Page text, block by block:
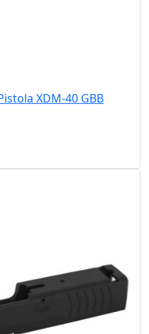
XDM-40 GBB